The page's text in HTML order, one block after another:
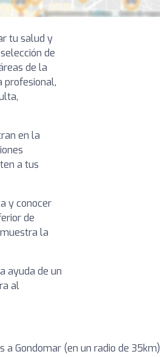
tu salud y
de
de la
profesional,
en la
a tus
y conocer
de
la
ayuda de un
al
a Gondomar (en un radio de 35km)